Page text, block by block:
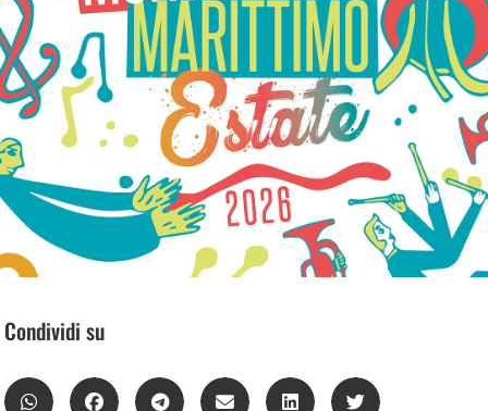
Condividi su